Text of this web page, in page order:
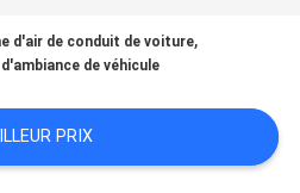
d'air de conduit de voiture,
de véhicule
PRIX